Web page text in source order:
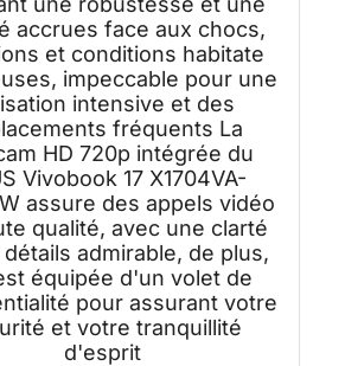
accrues face aux chocs,
et conditions habitate
impeccable pour une
intensive et des
fréquents La
HD 720p intégrée du
Vivobook 17 X1704VA-
assure des appels vidéo
qualité, avec une clarté
admirable, de plus,
équipée d'un volet de
pour assurant votre
et votre tranquillité
d'esprit